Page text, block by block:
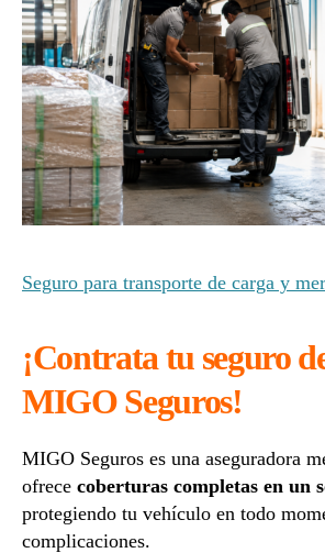
Seguro para transporte de carga y
¡Contrata tu seguro
MIGO Seguros!
MIGO Seguros es una aseguradora
ofrece coberturas completas en un
protegiendo tu vehículo en todo
complicaciones.